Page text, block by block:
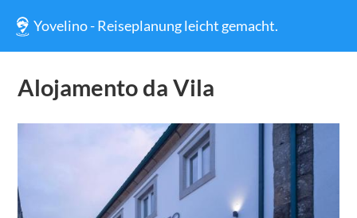
Yovelino - Reiseplanung leicht gemacht.
Alojamento da Vila